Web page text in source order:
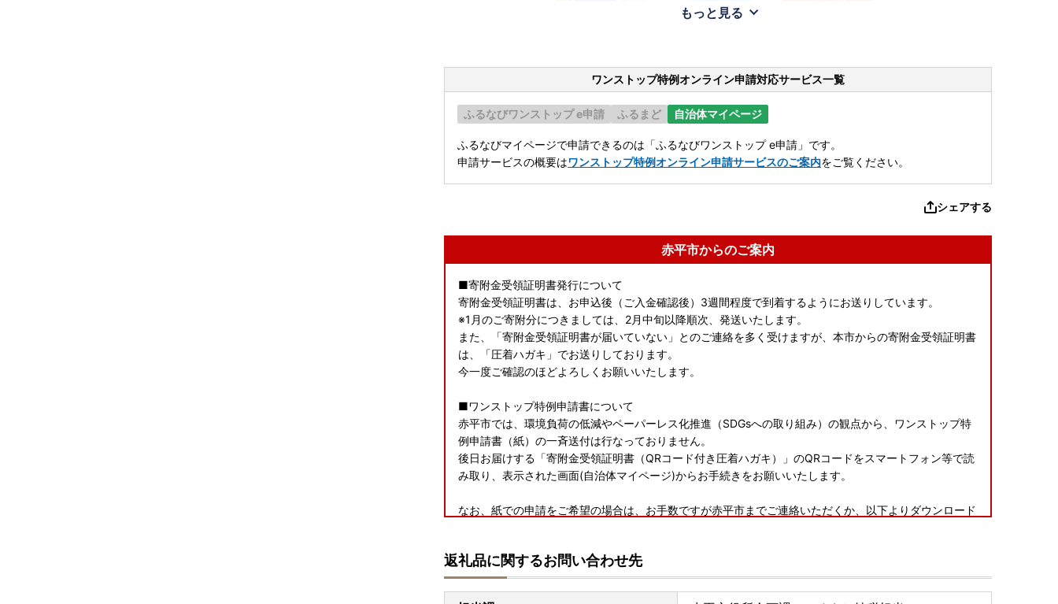
もっと見る
ワンストップ特例オンライン申請対応サービス一覧
ふるなびワンストップ e申請 ふるまど 自治体マイページ
ふるなびマイページで申請できるのは「ふるなびワンストップ e申請」です。
申請サービスの概要はワンストップ特例オンライン申請サービスのご案内をご覧ください。
シェアする
赤平市からのご案内
■寄附金受領証明書発行について
寄附金受領証明書は、お申込後（ご入金確認後）3週間程度で到着するようにお送りしています。
※1月のご寄附分につきましては、2月中旬以降順次、発送いたします。
また、「寄附金受領証明書が届いていない」とのご連絡を多く受けますが、本市からの寄附金受領証明書
は、「圧着ハガキ」でお送りしております。
今一度ご確認のほどよろしくお願いいたします。
■ワンストップ特例申請書について
赤平市では、環境負荷の低減やペーパーレス化推進（SDGsへの取り組み）の観点から、ワンストップ特
例申請書（紙）の一斉送付は行なっておりません。
後日お届けする「寄附金受領証明書（QRコード付き圧着ハガキ）」のQRコードをスマートフォン等で読
み取り、表示された画面(自治体マイページ)からお手続きをお願いいたします。
なお、紙での申請をご希望の場合は、お手数ですが赤平市までご連絡いただくか、以下よりダウンロード
ドした用紙でご提出いただくことをお勧めいたします。
また、添付書類に漏れのないよう、今一度ご確認をお願いいたします。
返礼品に関するお問い合わせ先